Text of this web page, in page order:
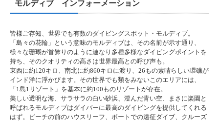
モルディブ インフォーメーション
皆様ご存知、世界でも有数のダイビングスポット・モルディブ。
「島々の花輪」という意味のモルディブは、その名前が示す通り、
様々な珊瑚が首飾りのように連なり多種多様なダイビングポイントを
持ち、そのクオリティの高さは世界最高との呼び声も。
東西に約120キロ、南北に約860キロに渡り、26もの素晴らしい環礁が
インド洋に浮かびます。その世界でも類をみないこのエリアには、
「1島1リゾート」を基本に約100ものリゾートが存在。
美しい透明な海、サラサラの白い砂浜、澄んだ青い空、まさに楽園と
呼ばれるモルディブはダイバーに最高のダイビングを提供してくれる
はず。ビーチの前のハウスリーフ、ボートでの遠征ダイブ、クルーズ